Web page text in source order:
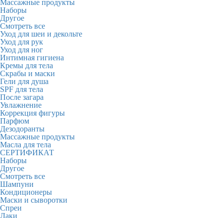
Массажные продукты
Наборы
Другое
Смотреть все
Уход для шеи и декольте
Уход для рук
Уход для ног
Интимная гигиена
Кремы для тела
Скрабы и маски
Гели для душа
SPF для тела
После загара
Увлажнение
Коррекция фигуры
Парфюм
Дезодоранты
Массажные продукты
Масла для тела
СЕРТИФИКАТ
Наборы
Другое
Смотреть все
Шампуни
Кондиционеры
Маски и сыворотки
Спреи
Лаки